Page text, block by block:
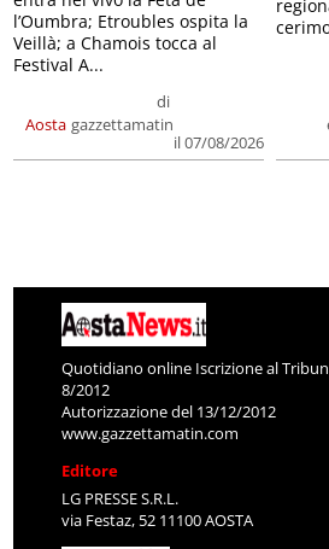
Aosta
di
gazzettamatin
il 07/08/2026
l’Oumbra; Etroubles ospita la
Veillà; a Chamois tocca al
Festival A...
Quotidiano online Iscrizione al
8/2012
Autorizzazione del 13/12/2012
www.gazzettamatin.com
Editore
LG PRESSE S.R.L.
via Festaz, 52 11100 AOSTA